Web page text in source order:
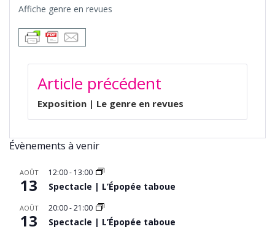
Affiche genre en revues
NAVIGATION
DE
L’ARTICLE
Article précédent
Exposition | Le genre en revues
Évènements à venir
AOÛT
13
12:00- 13:00
Spectacle | L’Épopée taboue
AOÛT
13
20:00-21:00
Spectacle | L’Épopée taboue